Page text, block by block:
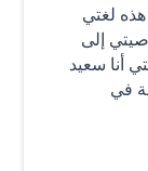
هذه لغتي
إلى
أنا سعيد
في